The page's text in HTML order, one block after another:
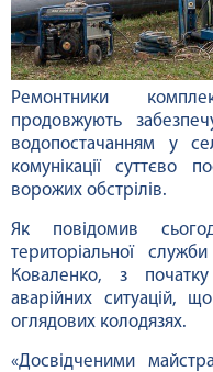
Ремонтники
продовжують
водопостачанням у
комунікації суттєво
ворожих обстрілів.
Як повідомив
територіальної
Коваленко, з
аварійних ситуацій,
оглядових колодязях.
«Досвідченими